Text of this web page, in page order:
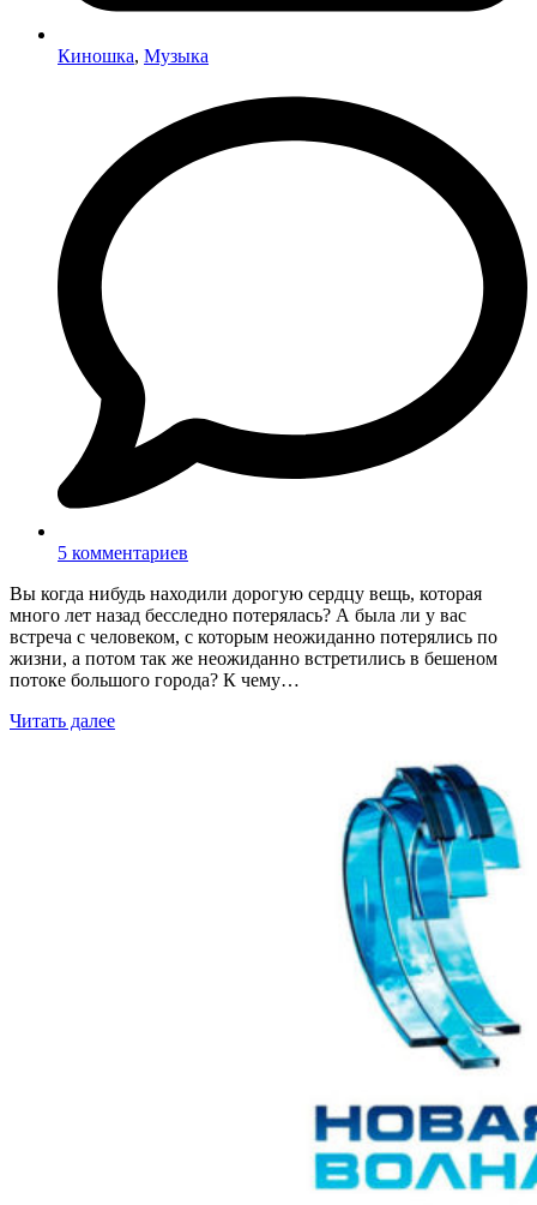
Киношка, Музыка
5 комментариев
Вы когда нибудь находили дорогую сердцу вещь, которая
много лет назад бесследно потерялась? А была ли у вас
встреча с человеком, с которым неожиданно потерялись по
жизни, а потом так же неожиданно встретились в бешеном
потоке большого города? К чему…
Читать далее